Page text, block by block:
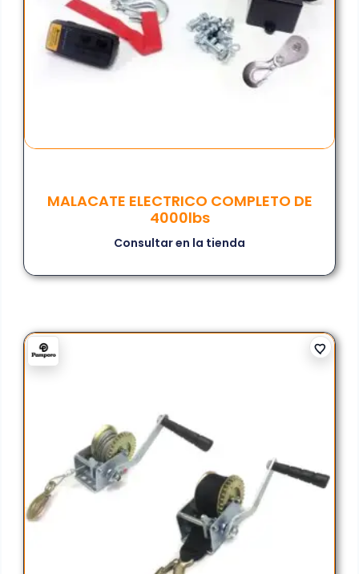
MALACATE ELECTRICO COMPLETO DE
4000lbs
Consultar en la tienda